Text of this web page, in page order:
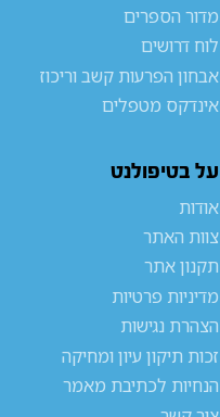
מדור הספרים
לוח דרושים
אבחון הפרעות קשב וריכוז
אינדקס מטפלים
על בטיפולנט
אודות
צוות האתר
תקנון אתר
מדיניות פרטיות
הצהרת נגישות
זכות תיקון עיון ומחיקה
הנחיות לכתיבת מאמר